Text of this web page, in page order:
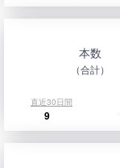
本数
（合計）
直近30日間
9